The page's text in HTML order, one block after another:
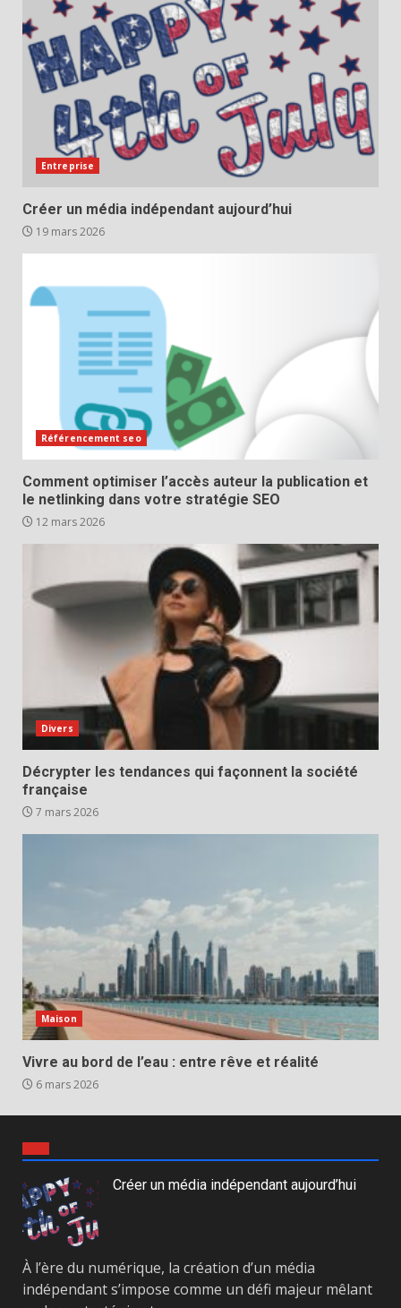
Entreprise
Créer un média indépendant aujourd’hui
19 mars 2026
Référencement seo
Comment optimiser l’accès auteur la publication et
le netlinking dans votre stratégie SEO
12 mars 2026
Divers
Décrypter les tendances qui façonnent la société
française
7 mars 2026
Maison
Vivre au bord de l’eau : entre rêve et réalité
6 mars 2026
Créer un média indépendant aujourd’hui
À l’ère du numérique, la création d’un média
indépendant s’impose comme un défi majeur mêlant